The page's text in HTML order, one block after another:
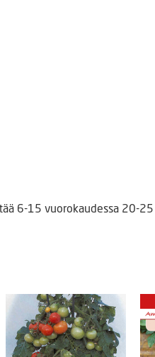
6-15 vuorokaudessa 20-